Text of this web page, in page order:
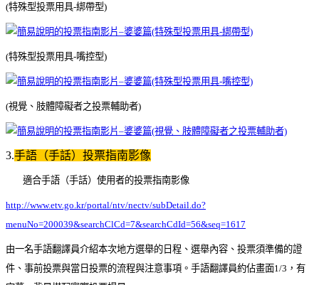
(特殊型投票用具-綁帶型)
(特殊型投票用具-嘴控型)
(視覺、肢體障礙者之投票輔助者)
3.手語（手話）投票指南影像
適合手語（手話）使用者的投票指南影像
http://www.etv.go.kr/portal/ntv/nectv/subDetail.do?
menuNo=200039&searchClCd=7&searchCdId=56&seq=1617
由一名手語翻譯員介紹本次地方選舉的日程、選舉內容、投票須準備的證
件、事前投票與當日投票的流程與注意事項。手語翻譯員約佔畫面1/3，有